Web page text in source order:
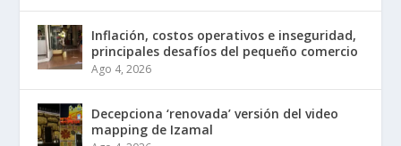
Inflación, costos operativos e inseguridad,
principales desafíos del pequeño comercio
Ago 4, 2026
Decepciona ‘renovada’ versión del video
mapping de Izamal